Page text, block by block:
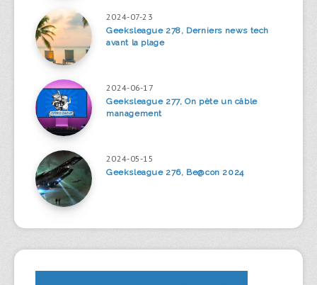
2024-07-23
Geeksleague 278, Derniers news tech
avant la plage
2024-06-17
Geeksleague 277, On pète un câble
management
2024-05-15
Geeksleague 276, Be@con 2024